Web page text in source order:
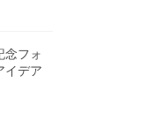
念フォ
イデア